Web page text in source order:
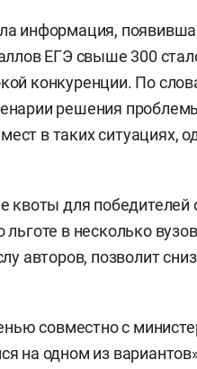
информация,
ЕГЭ свыше 300
конкуренции. По
решения
в таких ситуациях,
квоты для
в несколько
авторов, позволит
совместно с
на одном из